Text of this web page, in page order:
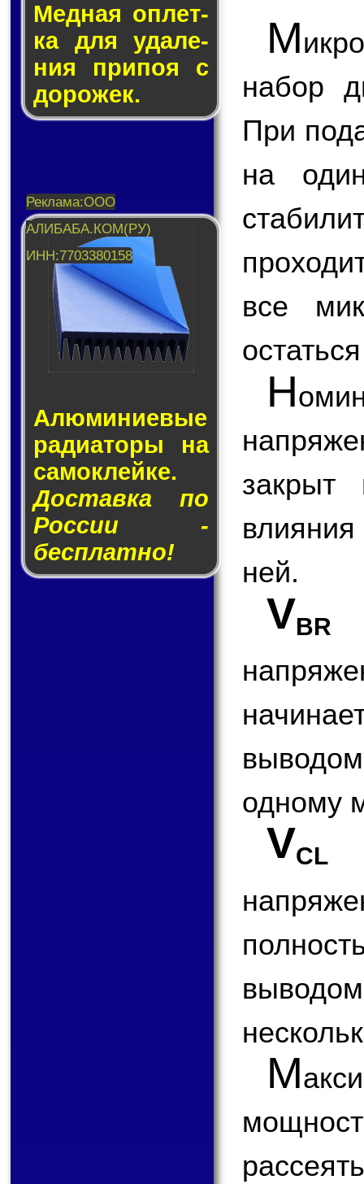
Медная оп­лет­
ка для уда­ле­
ния при­поя с
до­ро­жек.
Алюминие­вые
ра­ди­а­то­ры на
са­мо­клей­ке.
Доставка по
России -
бесплатно!
М
набор
При
на
все
Н
закрыт
ней.
VBR
одному
VCL
М